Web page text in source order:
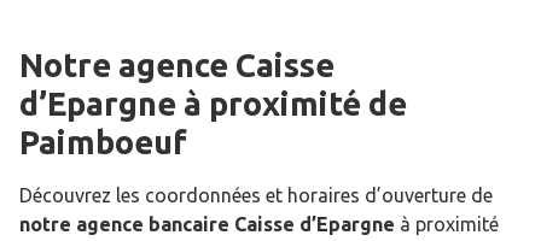
Notre agence Caisse
d’Epargne à proximité de
Paimboeuf
Découvrez les coordonnées et horaires d’ouverture de
notre agence bancaire Caisse d’Epargne à proximité